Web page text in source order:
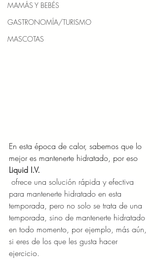
MAMÁS Y BEBÉS
GASTRONOMÍA/TURISMO
MASCOTAS
En esta época de calor, sabemos que lo
mejor es mantenerte hidratado, por eso
Liquid I.V.
para mantenerte hidratado en esta
temporada, pero no solo se trata de una
temporada, sino de mantenerte hidratado
en todo momento, por ejemplo, más aún,
si eres de los que les gusta hacer
ejercicio.